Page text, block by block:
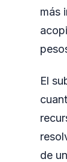
más
El
de